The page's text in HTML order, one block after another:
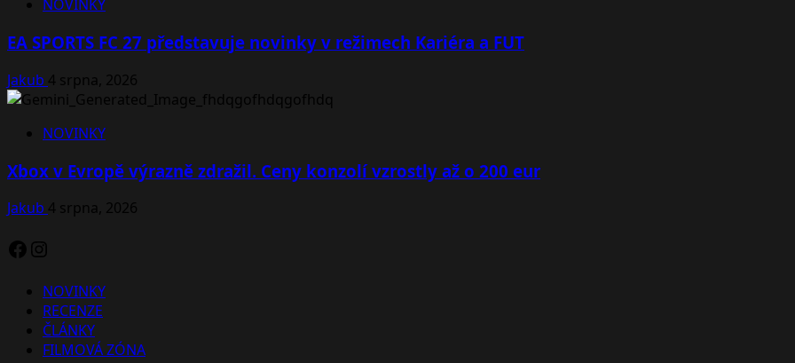
NOVINKY
EA SPORTS FC 27 představuje novinky v režimech Kariéra a FUT
Jakub 4 srpna, 2026
NOVINKY
Xbox v Evropě výrazně zdražil. Ceny konzolí vzrostly až o 200 eur
Jakub 4 srpna, 2026
Facebook
Instagram
NOVINKY
RECENZE
ČLÁNKY
FILMOVÁ ZÓNA